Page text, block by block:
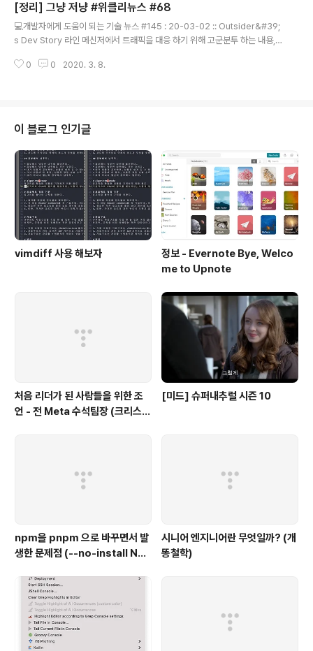
대규모 채용을 하는 입장에서는 쉽진 않겠지...라는 생각이다.) 개발자를 위한 레
디스 튜토리얼 01 : TOAST Meetup 개발자를 위한 레디스 튜토리얼 02 : T
OAST Meetup 개발자를 위한 레디스 튜토리얼 03 : TOAST Meetup ..
[정리] 그냥 저냥 #위클리뉴스 #68
💻개발자에게 도움이 되는 기술 뉴스 #145 : 20-03-02 :: Outsider&#39;
s Dev Story 라인 메신저에서 트래픽을 대응 하기 위해 고군분투 하는 내용,
길 추천한다. 연봉 2억 5천도 살기힘든 미친동네. 실리콘밸리 실리콘 밸리를 꿈
의 연봉도 3-5억 사이) ROKROKSS 도커와 가상 머신에 대한 비교 그리고 컨
테이너가 어떻게 발전 되어 왔는지?를 정말 자세하게 소..
0 0 2020. 3. 8.
이 블로그 인기글
vimdiff 사용 해보자
정보 - Evernote Bye, Welco
me to Upnote
처음 리더가 된 사람들을 위한 조
언 - 전 Meta 수석팀장 (크리스
[미드] 슈퍼내추럴 시즌 10
npm을 pnpm 으로 바꾸면서 발
생한 문제점 (--no-install Not
시니어 엔지니어란 무엇일까? (개
똥철학)